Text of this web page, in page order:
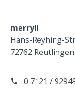
merryll
Hans-Reyhing-
72762 Reutlingen
0 7121 /